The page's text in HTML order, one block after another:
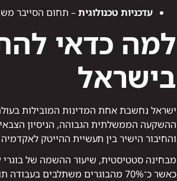
עדכניות טכנולוגית– תחום הסייבר
למה כדאי
בישראל
ישראל נחשבת אחת המדינות המובילות
ההשקעה הממשלתית הגבוהה, הניסיון
והחיבור הישיר בין תעשיית ההייטק
מבחינה סטטיסטית, שיעור ההשמה של בוגרי
כאשר כ־70% מהבוגרים משתלבים בעבודה תוך פחות משנה מסיום הלימודים.